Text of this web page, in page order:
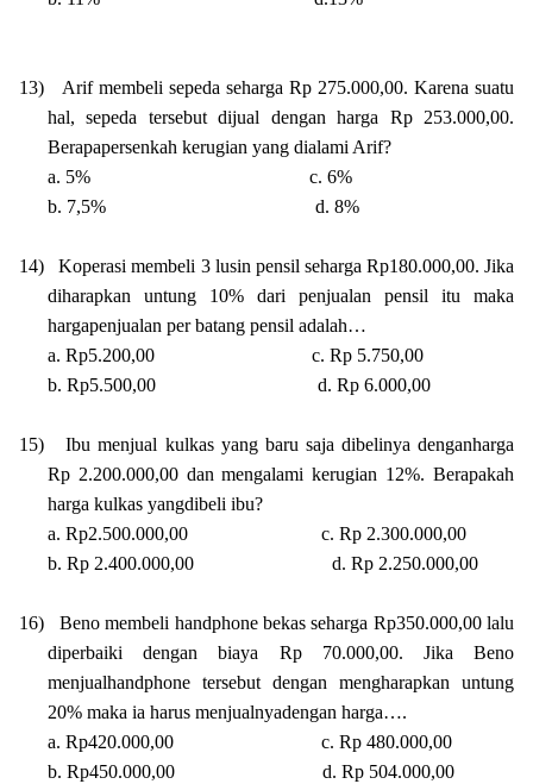
13)
Arif membeli sepeda seharga Rp 275.000,00. Karena suatu
hal, sepeda tersebut dijual dengan harga Rp 253.000,00.
Berapapersenkah kerugian yang dialami Arif?
a. 5%
c. 6%
b. 7,5%
d. 8%
14)
Koperasi membeli 3 lusin pensil seharga Rp180.000,00. Jika
diharapkan untung 10% dari penjualan pensil itu maka
hargapenjualan per batang pensil adalah…
a. Rp5.200,00
c. Rp 5.750,00
b. Rp5.500,00
d. Rp 6.000,00
15)
Ibu menjual kulkas yang baru saja dibelinya denganharga
Rp 2.200.000,00 dan mengalami kerugian 12%. Berapakah
harga kulkas yangdibeli ibu?
a. Rp2.500.000,00
c. Rp 2.300.000,00
b. Rp 2.400.000,00
d. Rp 2.250.000,00
16)
Beno membeli handphone bekas seharga Rp350.000,00 lalu
diperbaiki dengan biaya Rp 70.000,00. Jika Beno
menjualhandphone tersebut dengan mengharapkan untung
20% maka ia harus menjualnyadengan harga….
a. Rp420.000,00
c. Rp 480.000,00
b. Rp450.000,00
d. Rp 504.000,00